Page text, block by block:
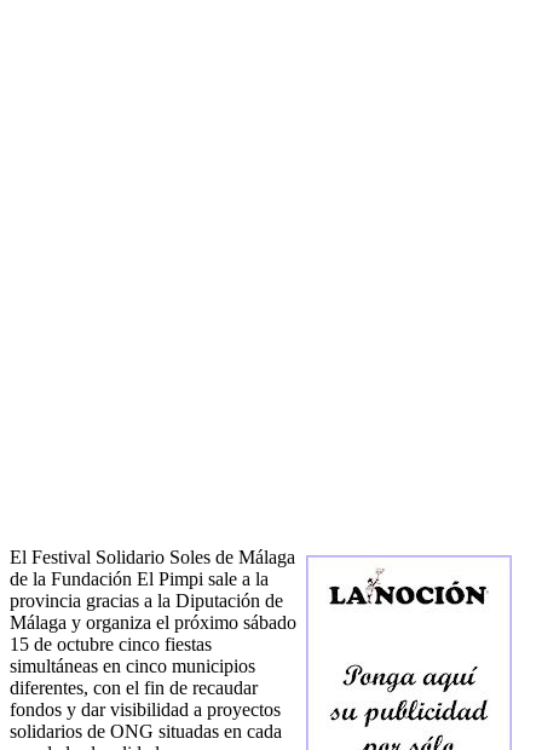
El Festival Solidario Soles de Málaga
de la Fundación El Pimpi sale a la
provincia gracias a la Diputación de
Málaga y organiza el próximo sábado
15 de octubre cinco fiestas
simultáneas en cinco municipios
diferentes, con el fin de recaudar
fondos y dar visibilidad a proyectos
solidarios de ONG situadas en cada